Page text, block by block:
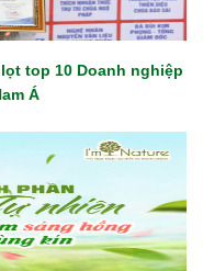
top 10 Doanh nghiệp
Á